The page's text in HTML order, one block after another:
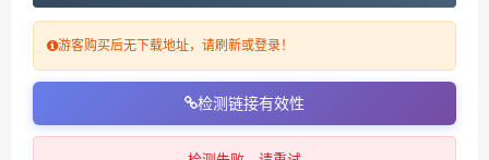
游客购买后无下载地址，请刷新或登录！
检测链接有效性